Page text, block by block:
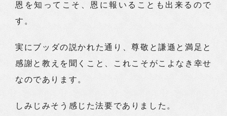
恩を知ってこそ、恩に報いることも出来るので
す。
実にブッダの説かれた通り、尊敬と謙遜と満足と
感謝と教えを聞くこと、これこそがこよなき幸せ
なのであります。
しみじみそう感じた法要でありました。